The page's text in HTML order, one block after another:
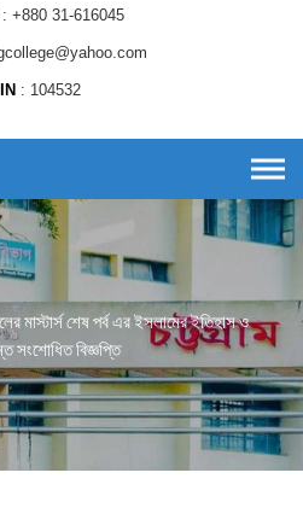
+880 31-616045
104532
মাস্টার্স শেষ পর্ব এর ইসলামের ইতিহাস ও
সংশোধিত বিজ্ঞপ্তি